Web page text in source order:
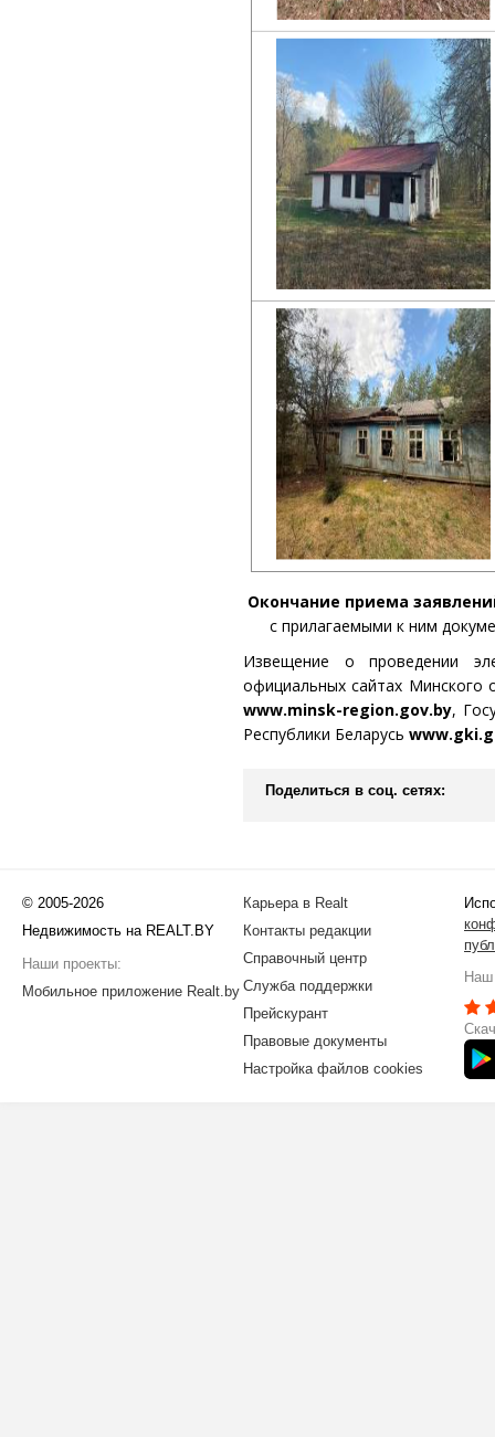
Окончание приема
с прилагаемыми к ним
Извещение о проведении
официальных сайтах Минского
www.minsk-region.gov.by,
Республики Беларусь
Поделиться в соц. сетях:
© 2005-2026
Недвижимость на REALT.BY
Наши проекты:
Мобильное приложение Realt.by
Карьера в Realt
Контакты редакции
Справочный центр
Служба поддержки
Прейскурант
Правовые документы
Настройка файлов cookies
Наш